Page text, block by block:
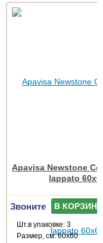
Apavisa Newstone
lappato
Звоните В КОРЗИНУ
Шт.в упаковке: 3
Размер, см: 60x60